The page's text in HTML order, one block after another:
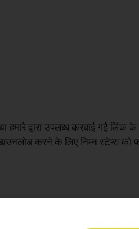
द्वारा उपलब्ध करवाई गई लिंक के
करने के लिए निम्न स्टेप्स को